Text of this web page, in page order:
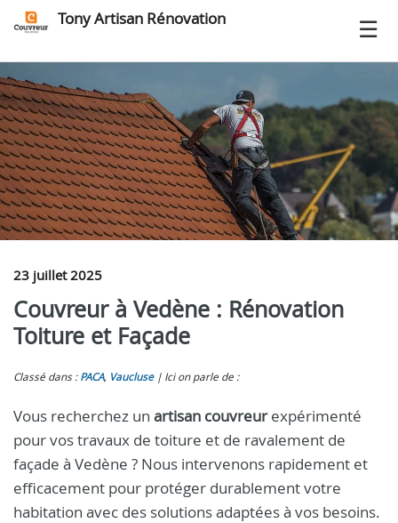
Tony Artisan Rénovation
23 juillet 2025
Couvreur à Vedène : Rénovation
Toiture et Façade
Classé dans : PACA, Vaucluse Ici on parle de :
Vous recherchez un artisan couvreurexpérimenté
pour vos travaux de toiture et de ravalement de
façade à Vedène ? Nous intervenons rapidement et
efficacement pour protéger durablement votre
habitation avec des solutions adaptées à vos besoins.